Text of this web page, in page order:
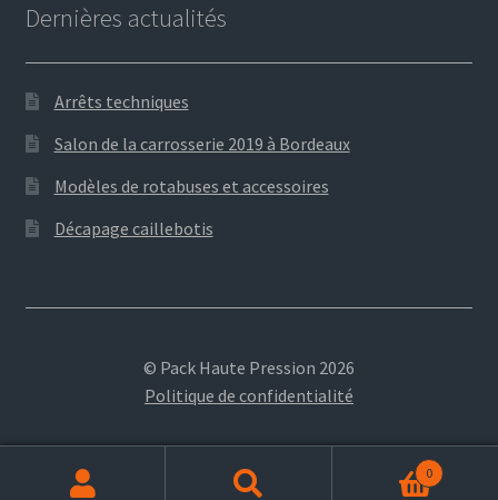
Dernières actualités
Arrêts techniques
Salon de la carrosserie 2019 à Bordeaux
Modèles de rotabuses et accessoires
Décapage caillebotis
© Pack Haute Pression 2026
Politique de confidentialité
Recherche
Recherche
0